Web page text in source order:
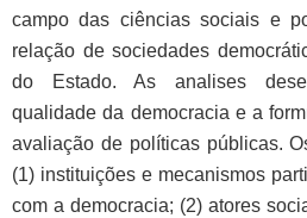
campo das ciências sociais e
relação de sociedades
do Estado. As analises
qualidade da democracia e a
avaliação de políticas públicas.
(1) instituições e mecanismos
com a democracia; (2) atores